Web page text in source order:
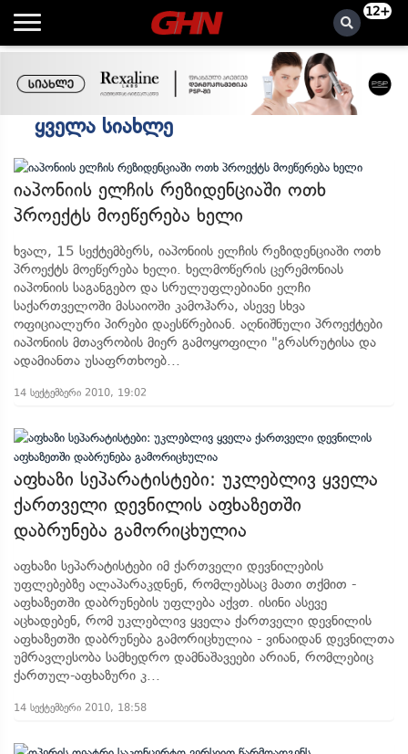
12+
Ყველა Სიახლე
იაპონიის ელჩის რეზიდენციაში ოთხ
პროექტს მოეწერება ხელი
ხვალ, 15 სექტემბერს, იაპონიის ელჩის რეზიდენციაში ოთხ
პროექტს მოეწერება ხელი. ხელმოწერის ცერემონიას
იაპონიის საგანგებო და სრულუფლებიანი ელჩი
საქართველოში მასაიოში კამოჰარა, ასევე სხვა
ოფიციალური პირები დაესწრებიან. აღნიშნული პროექტები
იაპონიის მთავრობის მიერ გამოყოფილი "გრასრუტისა და
ადამიანთა უსაფრთხოებ...
14 სექტემბერი 2010, 19:02
აფხაზი სეპარატისტები: უკლებლივ ყველა
ქართველი დევნილის აფხაზეთში
დაბრუნება გამორიცხულია
აფხაზი სეპარატისტები იმ ქართველი დევნილების
უფლებებზე ალაპარაკდნენ, რომლებსაც მათი თქმით -
აფხაზეთში დაბრუნების უფლება აქვთ. ისინი ასევე
აცხადებენ, რომ უკლებლივ ყველა ქართველი დევნილის
აფხაზეთში დაბრუნება გამორიცხულია - ვინაიდან დევნილთა
უმრავლესობა სამხედრო დამნაშავეები არიან, რომლებიც
ქართულ-აფხაზური კ...
14 სექტემბერი 2010, 18:58